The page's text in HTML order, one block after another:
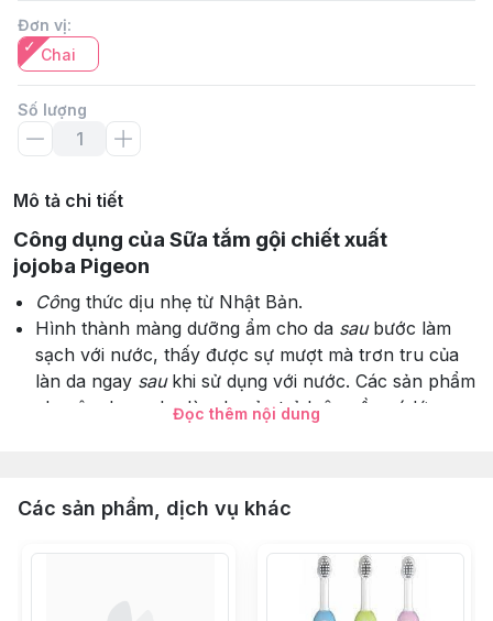
Đơn vị:
Chai
Số lượng
Mô tả chi tiết
Công dụng của Sữa tắm gội chiết xuất
jojoba Pigeon
Công thức dịu nhẹ từ Nhật Bản.
Hình thành màng dưỡng ẩm cho da sau bước làm
sạch với nước, thấy được sự mượt mà trơn tru của
làn da ngay sau khi sử dụng với nước. Các sản phẩm
chuyên dụng cho làn da của trẻ luôn cần có lớp
xuất từ hạt Jojoba- Dành cho trẻ sơ sinh và trẻ nhỏ.
Đọc thêm nội dung
Các sản phẩm, dịch vụ khác